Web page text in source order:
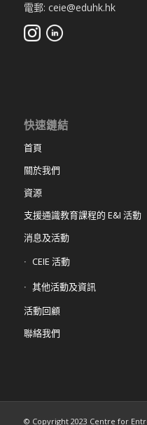
電郵: ceie@eduhk.hk
快速鏈結
首頁
關於我們
資源
支援通識教育課程的 E&I 活動
消息及活動
CEIE 活動
其他活動及資訊
活動回顧
聯絡我們
© Copyright 2023 Centre for